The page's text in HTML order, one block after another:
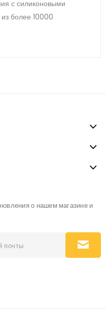
с силиконовыми
более 10000
о нашем магазине и